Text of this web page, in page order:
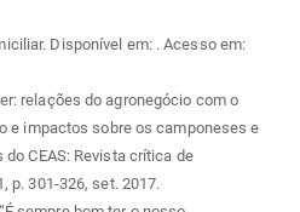
Disponível em: . Acesso em:
relações do agronegócio com o
e impactos sobre os camponeses e
CEAS: Revista crítica de
p. 301-326, set. 2017.